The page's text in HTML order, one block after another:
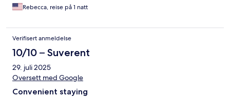
Rebecca, reise på 1 natt
Verifisert anmeldelse
10/10 – Suverent
29. juli 2025
Oversett med Google
Convenient staying